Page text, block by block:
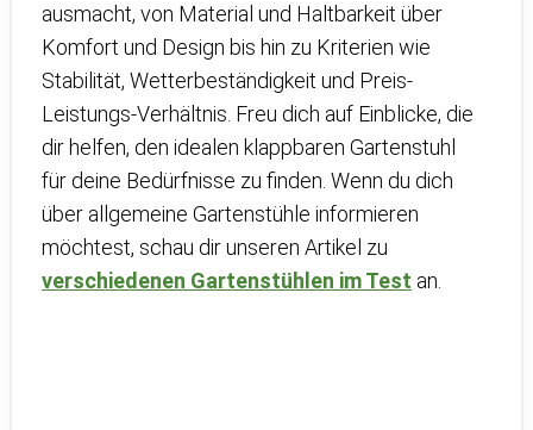
ausmacht, von Material und Haltbarkeit über
Komfort und Design bis hin zu Kriterien wie
Stabilität, Wetterbeständigkeit und Preis-
Leistungs-Verhältnis. Freu dich auf Einblicke, die
dir helfen, den idealen klappbaren Gartenstuhl
für deine Bedürfnisse zu finden. Wenn du dich
über allgemeine Gartenstühle informieren
möchtest, schau dir unseren Artikel zu
verschiedenen Gartenstühlen im Test an.